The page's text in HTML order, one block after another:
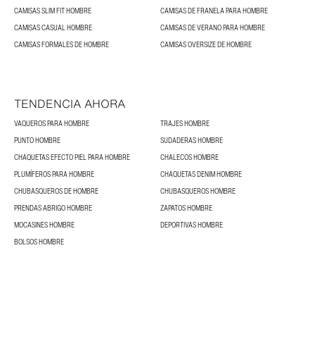
CAMISAS SLIM FIT HOMBRE
CAMISAS DE FRANELA PARA HOMBRE
CAMISAS CASUAL HOMBRE
CAMISAS DE VERANO PARA HOMBRE
CAMISAS FORMALES DE HOMBRE
CAMISAS OVERSIZE DE HOMBRE
TENDENCIA AHORA
VAQUEROS PARA HOMBRE
TRAJES HOMBRE
PUNTO HOMBRE
SUDADERAS HOMBRE
CHAQUETAS EFECTO PIEL PARA HOMBRE
CHALECOS HOMBRE
PLUMÍFEROS PARA HOMBRE
CHAQUETAS DENIM HOMBRE
CHUBASQUEROS DE HOMBRE
CHUBASQUEROS HOMBRE
PRENDAS ABRIGO HOMBRE
ZAPATOS HOMBRE
MOCASINES HOMBRE
DEPORTIVAS HOMBRE
BOLSOS HOMBRE